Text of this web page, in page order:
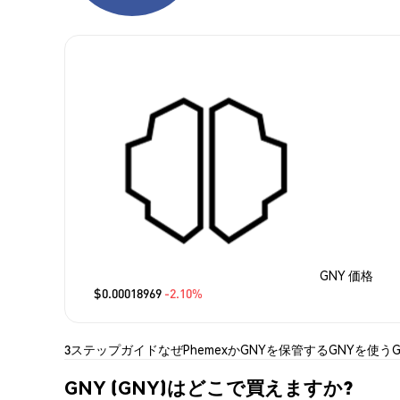
GNY 価格
$0.00018969 -2.10%
3ステップガイドなぜPhemexかGNYを保管するGNYを使う
GNY (GNY)はどこで買えますか?